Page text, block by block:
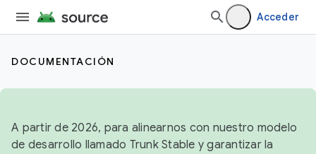
Acceder
DOCUMENTACIÓN
A partir de 2026, para alinearnos con nuestro modelo
de desarrollo llamado Trunk Stable y garantizar la